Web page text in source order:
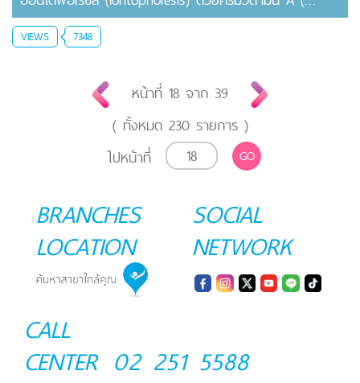
0.025% Tretionin)
VIEWS 7348
หน้าที่ 18 จาก 39
( ทั้งหมด 230รายการ )
ไปหน้าที่
GO
BRANCHES
LOCATION
SOCIAL
NETWORK
CALL
CENTER 02 251 5588